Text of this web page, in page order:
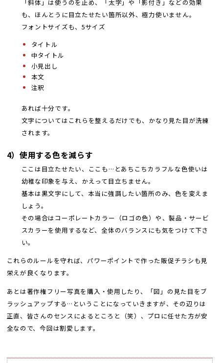
「斜体」は使うのを止め、「太字」や「影付き」などの効果
も、ほんとうに目立たせたい箇所以外、極力使いません。
フォントサイズも、5サイズ
タイトル
中タイトル
小見出し
本文
注釈
あれば十分です。
文字についてはこれらを整えるだけでも、かなり見た目が洗練
されます。
4）使用する色を減らす
ここは目立たせたい、ここも…とあちこちカラフルな色使いは
幼稚な印象を与え、かえって目立ちません。
基本は黒文字にして、本当に強調したい箇所のみ、色を変えま
しょう。
その場合はコーポレートカラー（ロゴの色）や、製品・サービ
スカラーを使用するなど、全体のバランスにも気をつけて下さ
い。
これらのルールを守れば、パワーポイントで作った販促チラシも見
栄えが良くなります。
あとは著作権フリー写真を購入・使用したり、「図」の見た目をブ
ラッシュアップする…ということになっていきますが、その辺りは
正直、皆さんのセンスによるところと（笑）、プロに任せた方が安
全なので、今回は割愛します。